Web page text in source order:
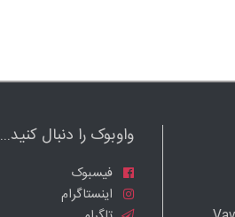
واوبوک را دنبال کنید...
فیسبوک
اینستاگرام